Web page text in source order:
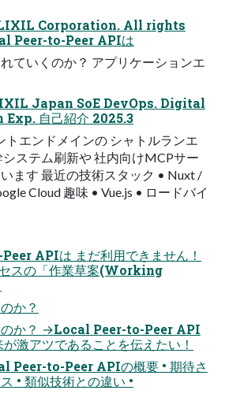
Corporation. All rights
Peer-to-Peer APIは
ていくのか？ アプリケーションエ
Japan SoE DevOps. Digital
自己紹介 2025.3
トエンドメインの シャトルランエ
システム刷新や 社内向けMCPサー
ます 最近の技術スタック • Nuxt /
Cloud 趣味 • Vue.js • ロードバイ
APIは まだ利用できません！
スの「作業草案(Working
か？
のか？ →Local Peer-to-Peer API
激アツであることを伝えたい！
Peer-to-Peer APIの概要 • 期待さ
• 類似技術との違い •